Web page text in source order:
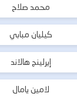
محمد صلاح
كيليان مبابي
إيرلينج هالاند
لامين يامال